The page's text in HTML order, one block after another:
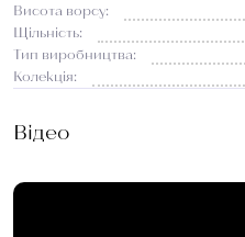
Висота ворсу:
Щільність:
Тип виробництва:
Колекція:
Відео